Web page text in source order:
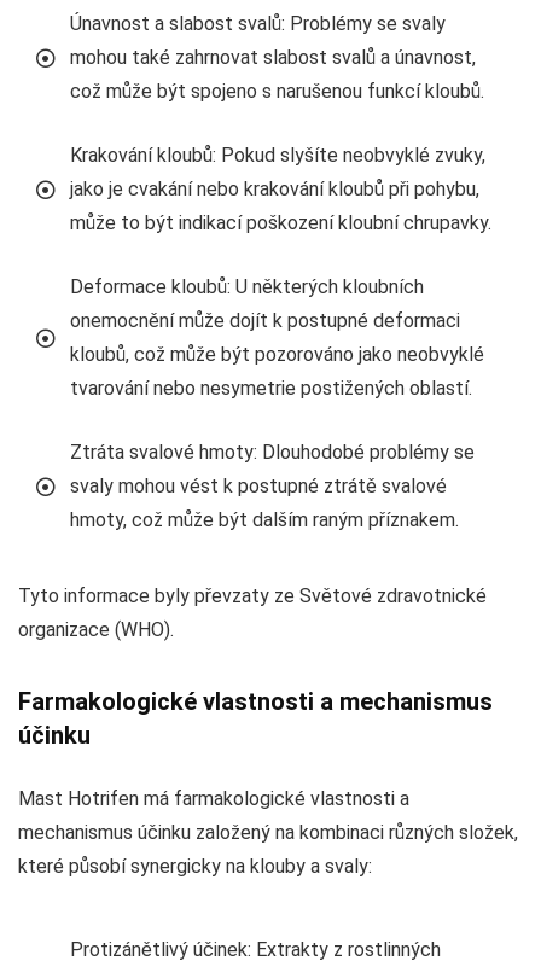
Únavnost a slabost svalů: Problémy se svaly
mohou také zahrnovat slabost svalů a únavnost,
což může být spojeno s narušenou funkcí kloubů.
Krakování kloubů: Pokud slyšíte neobvyklé zvuky,
jako je cvakání nebo krakování kloubů při pohybu,
může to být indikací poškození kloubní chrupavky.
Deformace kloubů: U některých kloubních
onemocnění může dojít k postupné deformaci
kloubů, což může být pozorováno jako neobvyklé
tvarování nebo nesymetrie postižených oblastí.
Ztráta svalové hmoty: Dlouhodobé problémy se
svaly mohou vést k postupné ztrátě svalové
hmoty, což může být dalším raným příznakem.
Tyto informace byly převzaty ze Světové zdravotnické
organizace (WHO).
Farmakologické vlastnosti a mechanismus
účinku
Mast Hotrifen má farmakologické vlastnosti a
mechanismus účinku založený na kombinaci různých složek,
které působí synergicky na klouby a svaly:
Protizánětlivý účinek: Extrakty z rostlinných